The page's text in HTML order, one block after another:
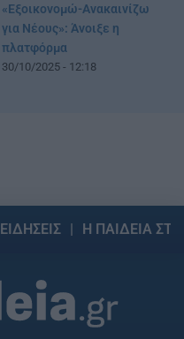
«Εξοικονομώ-Ανακαινίζω
για Νέους»: Άνοιξε η
πλατφόρμα
30/10/2025 - 12:18
ΕΙΔΗΣΕΙΣ Η ΠΑΙΔΕΙΑ